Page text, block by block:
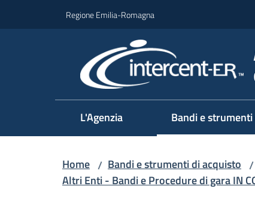
Regione Emilia-Romagna
L'Agenzia Bandi e
Home / Bandi e strumenti di acquisto /
Altri Enti - Bandi e Procedure di gara IN